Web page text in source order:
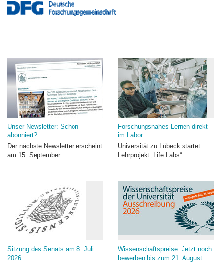
Unser Newsletter: Schon
abonniert?
Der nächste Newsletter erscheint
am 15. September
Forschungsnahes Lernen direkt
im Labor
Universität zu Lübeck startet
Lehrprojekt „Life Labs“
Sitzung des Senats am 8. Juli
2026
Wissenschaftspreise: Jetzt noch
bewerben bis zum 21. August